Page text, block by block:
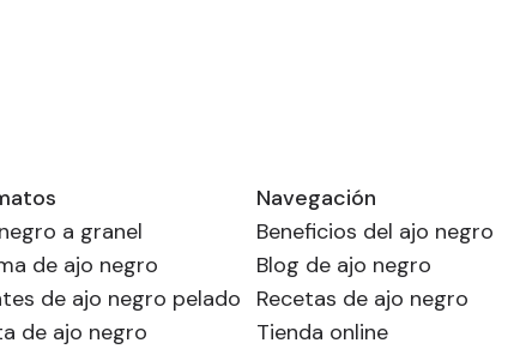
a granel
de ajo negro
de ajo negro pelado
de ajo negro
Navegación
Beneficios del ajo negro
Blog de ajo negro
Recetas de ajo negro
Tienda online